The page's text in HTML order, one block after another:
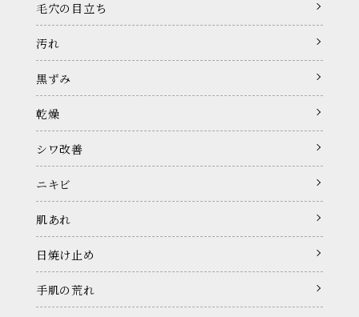
毛穴の目立ち
汚れ
黒ずみ
乾燥
シワ改善
ニキビ
肌あれ
日焼け止め
手肌の荒れ